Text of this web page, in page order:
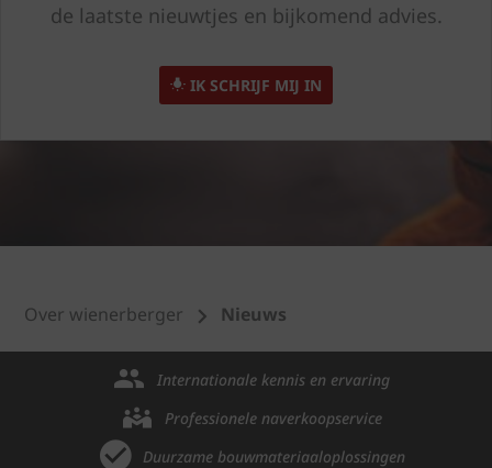
de laatste nieuwtjes en bijkomend advies.
IK SCHRIJF MIJ IN
Over wienerberger Nieuws
Internationale kennis en ervaring
Professionele naverkoopservice
Duurzame bouwmateriaaloplossingen